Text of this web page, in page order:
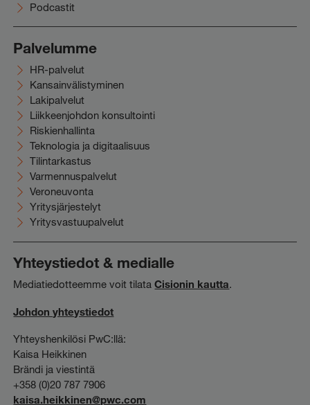
Podcastit
Palvelumme
HR-palvelut
Kansainvälistyminen
Lakipalvelut
Liikkeenjohdon konsultointi
Riskienhallinta
Teknologia ja digitaalisuus
Tilintarkastus
Varmennuspalvelut
Veroneuvonta
Yritysjärjestelyt
Yritysvastuupalvelut
Yhteystiedot & medialle
Mediatiedotteemme voit tilataCisionin kautta.
Johdon yhteystiedot
Yhteyshenkilösi PwC:llä:
Kaisa Heikkinen
Brändi ja viestintä
+358 (0)20 787 7906
kaisa.heikkinen@pwc.com